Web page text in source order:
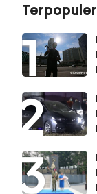
Terpopuler